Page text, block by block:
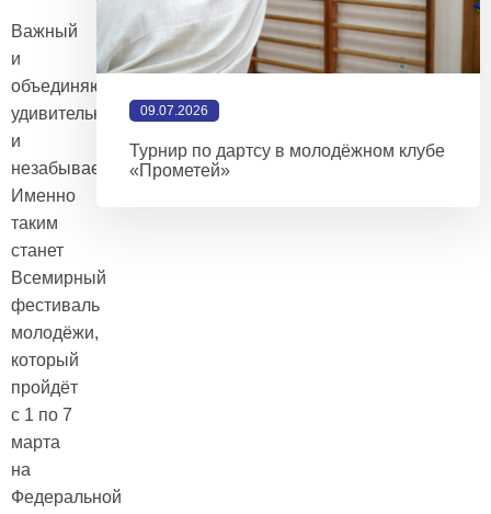
Важный
и
объединяющий,
удивительный
и
незабываемый!
Именно
таким
станет
Всемирный
фестиваль
молодёжи,
который
пройдёт
с 1 по 7
марта
на
Федеральной
09.07.2026
Турнир по дартсу в молодёжном клубе
«Прометей»